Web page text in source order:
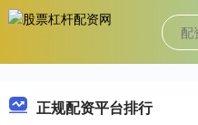
正规配资平台排行